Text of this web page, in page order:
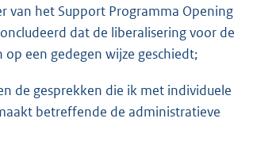
van het Support Programma Opening
dat de liberalisering voor de
een gedegen wijze geschiedt;
de gesprekken die ik met individuele
betreffende de administratieve